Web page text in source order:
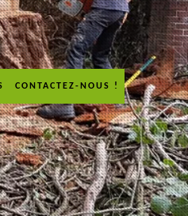
CONTACTEZ-NOUS !